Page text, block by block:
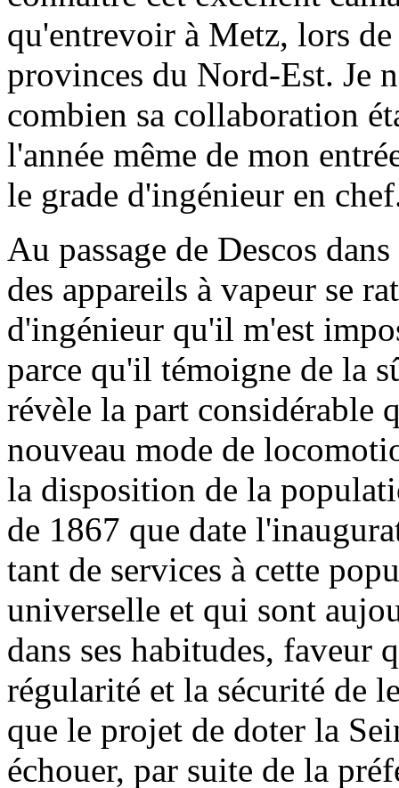
qu'entrevoir à Metz, lors
provinces du Nord-Est. Je
combien sa collaboration
l'année même de mon
le grade d'ingénieur en
Au passage de Descos
des appareils à vapeur se
d'ingénieur qu'il m'est
parce qu'il témoigne de la
révèle la part considérable
nouveau mode de
la disposition de la
de 1867 que date
tant de services à cette
universelle et qui sont
dans ses habitudes,
régularité et la sécurité de
que le projet de doter la
échouer, par suite de la